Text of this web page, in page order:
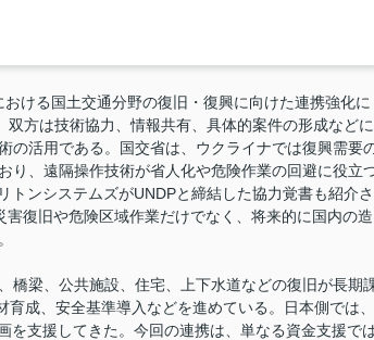
ける国土交通分野の復旧・復興に向けた連携強化に
方は技術協力、情報共有、具体的案件の形成などに
の活用である。国交省は、ウクライナでは復興需要
り、遠隔操作技術が省人化や危険作業の回避に役立
ンシステムズがUNDPと締結した協力覚書も紹介さ
害復旧や危険区域作業だけでなく、将来的に国内の造
梁、公共施設、住宅、上下水道などの復旧が長期
成、安全基準導入などを進めている。日本側では、
を支援してきた。今回の連携は、単なる資金支援で